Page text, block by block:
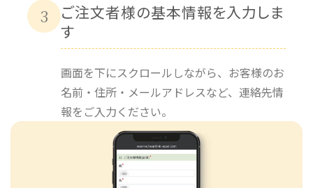
3
ご注文者様の基本情報を入力しま
す
画面を下にスクロールしながら、お客様のお
名前・住所・メールアドレスなど、連絡先情
報をご入力ください。